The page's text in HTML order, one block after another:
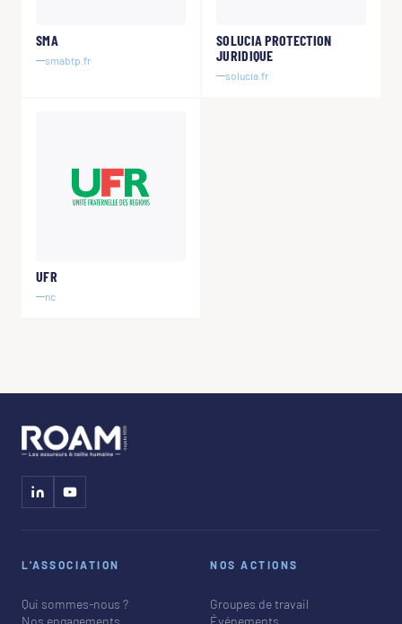
SMA
smabtp.fr
SOLUCIA PROTECTION
JURIDIQUE
solucia.fr
UFR
nc
L'ASSOCIATION
Qui sommes-nous ?
NOS ACTIONS
Groupes de travail